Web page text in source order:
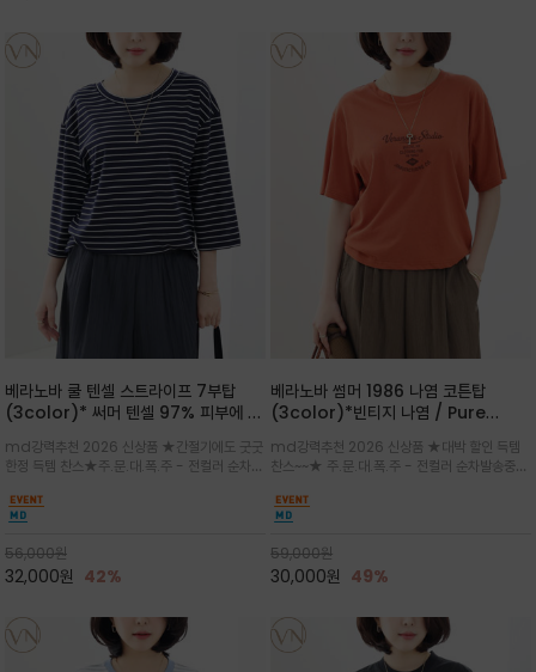
베라노바 쿨 텐셀 스트라이프 7부탑
(3color)* 써머 텐셀 97% 피부에 닿
소재
md강력추천 2026 신상품 ★간절기에도 굿굿
한정 득템 찬스★주.문.대.폭.주 - 전컬러 순차발
있는 드롭숄더와 7부 소매가 더해져 팔 라인을
자연스럽게 커버해주는 아이템/얇고 가벼운 터
치감으로 편안
56,000원
32,000원 42%
베라노바 썸머 1986 나염 코튼탑
(3color)*빈티지 나염 / Pure
어도 룩에 감도가 살아나는 베라노바 스
튜디오 티셔츠
md강력추천 2026 신상품 ★대박 할인 득템
찬스~~★ 주.문.대.폭.주 - 전컬러 순차발송중
유 있는 핏과 경쾌한 기장감이 자연스럽게 체형
을 커버/빈티지한 레터링 프린트가 은근한 포인
트가 되어 데님이나 린넨 팬츠와 감
59,000원
30,000원 49%